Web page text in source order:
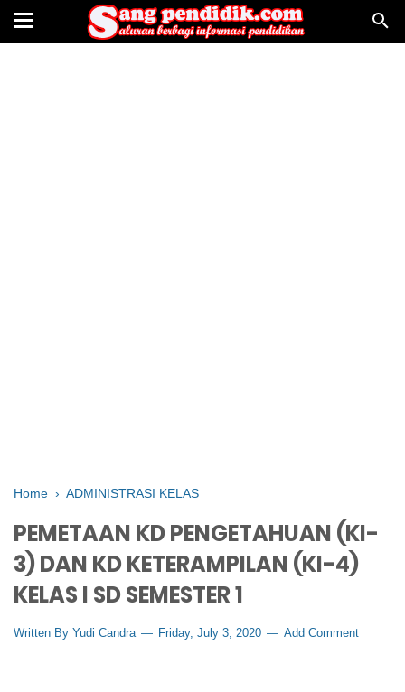
Home › ADMINISTRASI KELAS
PEMETAAN KD PENGETAHUAN (KI-
3) DAN KD KETERAMPILAN (KI-4)
KELAS I SD SEMESTER 1
Written By Yudi Candra Friday, July 3, 2020 Add Comment